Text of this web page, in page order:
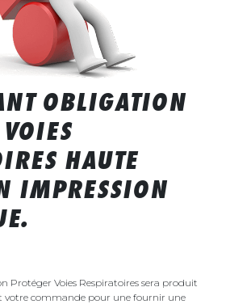
OBLIGATION
HAUTE
IMPRESSION
Protéger Voies Respiratoires sera produit
votre commande pour une fournir une